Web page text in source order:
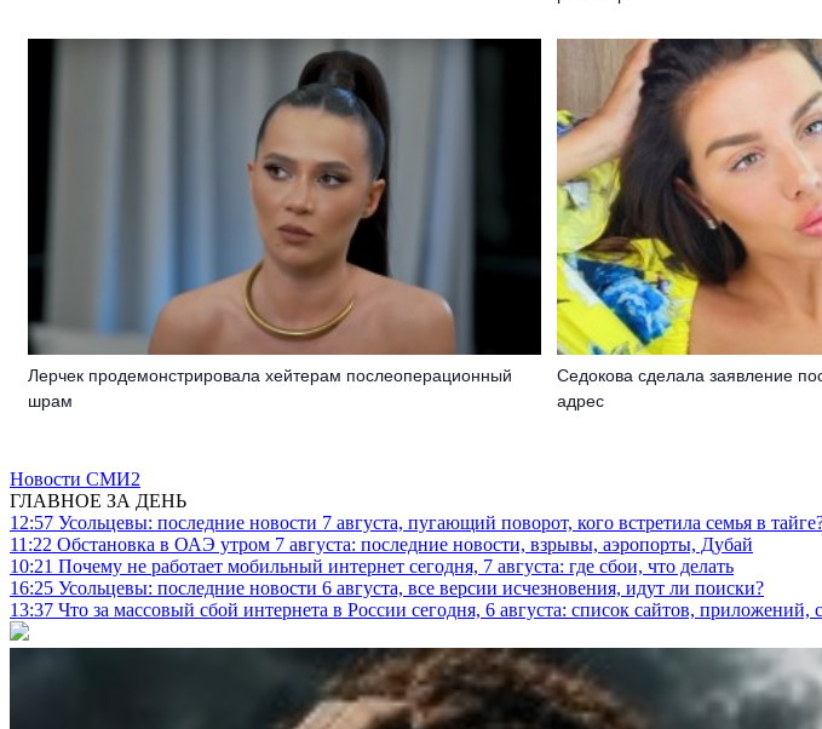
Лерчек продемонстрировала хейтерам послеоперационный
шрам
Седокова сделала заявление
адрес
Новости СМИ2
ГЛАВНОЕ ЗА ДЕНЬ
12:57 Усольцевы: последние новости 7 августа, пугающий поворот, кого встретила семья в
11:22 Обстановка в ОАЭ утром 7 августа: последние новости, взрывы, аэропорты, Дубай
10:21 Почему не работает мобильный интернет сегодня, 7 августа: где сбои, что делать
16:25 Усольцевы: последние новости 6 августа, все версии исчезновения, идут ли поиски?
13:37 Что за массовый сбой интернета в России сегодня, 6 августа: список сайтов, приложений,